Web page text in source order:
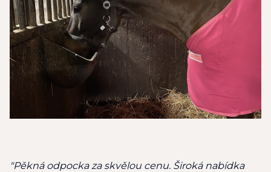
"Pěkná odpocka za skvělou cenu. Široká nabídka